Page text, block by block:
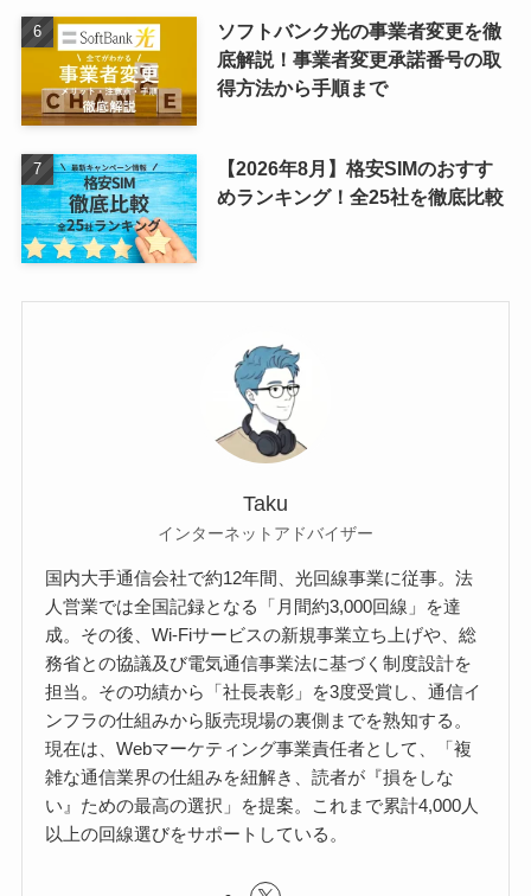
ソフトバンク光の事業者変更を徹
底解説！事業者変更承諾番号の取
得方法から手順まで
【2026年8月】格安SIMのおすす
めランキング！全25社を徹底比較
Taku
インターネットアドバイザー
国内大手通信会社で約12年間、光回線事業に従事。法
人営業では全国記録となる「月間約3,000回線」を達
成。その後、Wi-Fiサービスの新規事業立ち上げや、総
務省との協議及び電気通信事業法に基づく制度設計を
担当。その功績から「社長表彰」を3度受賞し、通信イ
ンフラの仕組みから販売現場の裏側までを熟知する。
現在は、Webマーケティング事業責任者として、「複
雑な通信業界の仕組みを紐解き、読者が『損をしな
い』ための最高の選択」を提案。これまで累計4,000人
以上の回線選びをサポートしている。